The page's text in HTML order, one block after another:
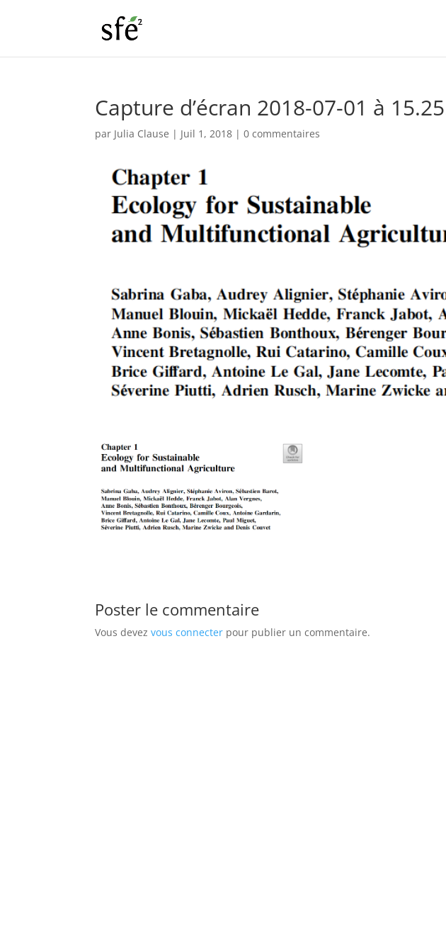
Capture d’écran 2018-07-01 à
par Julia Clause | Juil 1, 2018 |0 commentaires
Poster le commentaire
Vous devezvous connecter pour publier un commentaire.